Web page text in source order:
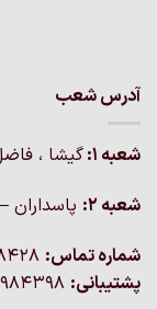
آدرس شعب
شعبه 1:
گيشا ، فاضل
شعبه 2:
پاسداران
شماره تماس:
پشتیبانی: